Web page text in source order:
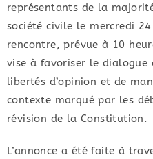
représentants de la
société civile le mercredi
rencontre, prévue à 10
vise à favoriser le dialogue
libertés d’opinion et de
contexte marqué par les
révision de la Constitution.
L’annonce a été faite à